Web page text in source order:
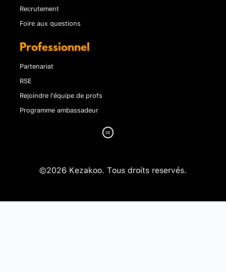
Recrutement
Foire aux questions
Professionnel
Partenariat
RSE
Rejoindre l'équipe de profs
Programme ambassadeur
©2026 Kezakoo. Tous droits reservés.